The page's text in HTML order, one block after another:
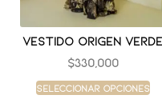
Vestido origen verde
$330,000
Seleccionar opciones